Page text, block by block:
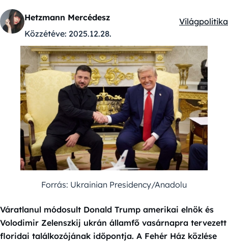
Hetzmann Mercédesz
Közzétéve: 2025.12.28.
Kategóriák:
Világpolitika
Forrás: Ukrainian Presidency/Anadolu
Váratlanul módosult Donald Trump amerikai elnök és
Volodimir Zelenszkij ukrán államfő vasárnapra tervezett
floridai találkozójának időpontja. A Fehér Ház közlése